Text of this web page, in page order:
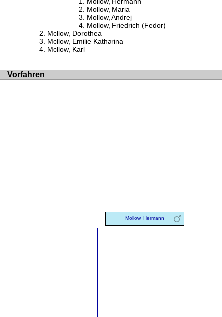
Mollow, Maria
Mollow, Andrej
Mollow, Friedrich (Fedor)
Mollow, Dorothea
Mollow, Emilie Katharina
Mollow, Karl
Vorfahren
Mollow, Hermann